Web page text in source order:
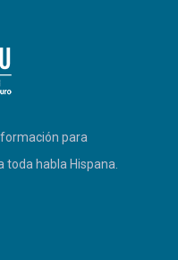
para
habla Hispana.